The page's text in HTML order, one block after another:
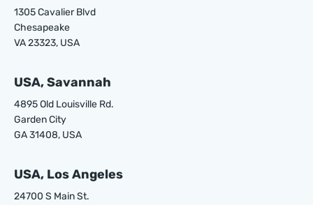
1305 Cavalier Blvd
Chesapeake
VA 23323, USA
USA, Savannah
4895 Old Louisville Rd.
Garden City
GA 31408, USA
USA, Los Angeles
24700 S Main St.